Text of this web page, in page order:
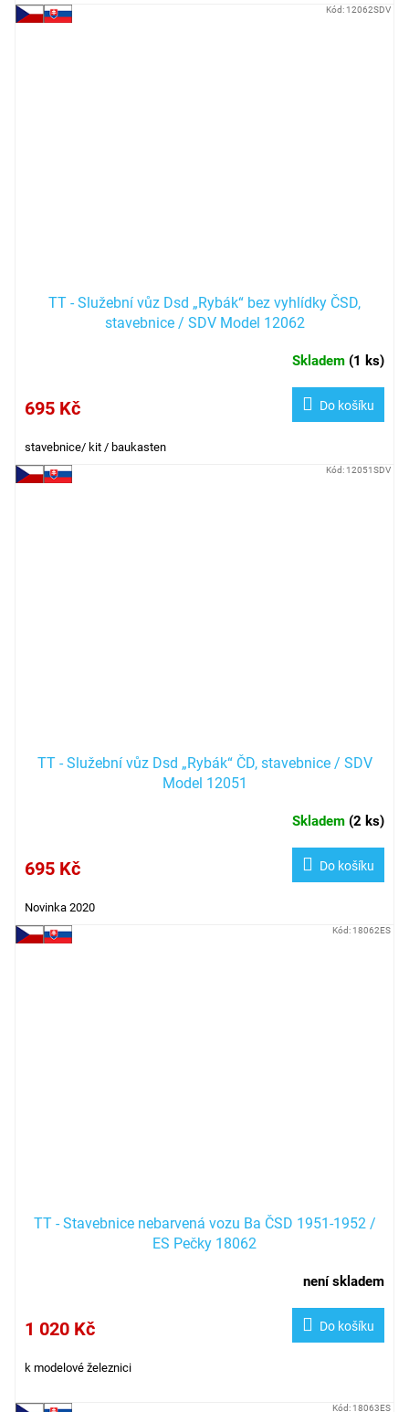
TT - Služební vůz Dsd „Rybák“ bez vyhlídky ČSD,
stavebnice / SDV Model 12062
Skladem (1 ks)
695 Kč Do košíku
stavebnice/ kit / baukasten
Kód: 12062SDV
TT - Služební vůz Dsd „Rybák“ ČD, stavebnice / SDV
Model 12051
Skladem (2 ks)
695 Kč Do košíku
Novinka 2020
Kód: 12051SDV
TT - Stavebnice nebarvená vozu Ba ČSD 1951-1952 /
ES Pečky 18062
není skladem
1 020 Kč Do košíku
k modelové železnici
Kód: 18062ES
Kód: 18063ES